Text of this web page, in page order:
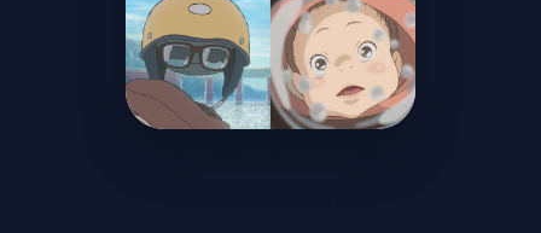
Chiisana Eiyuu: Kani to Tamago